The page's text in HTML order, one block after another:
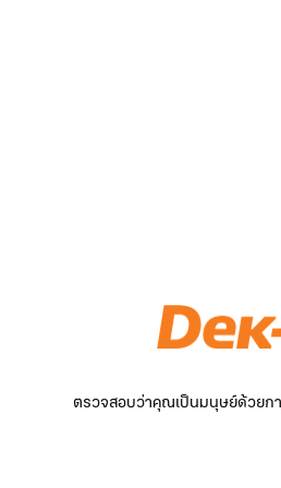
ตรวจสอบว่าคุณเป็นมนุษย์ด้วยกา